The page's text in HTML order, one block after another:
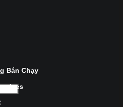
Bán Chạy